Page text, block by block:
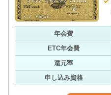
年会費
ETC年会費
還元率
申し込み資格